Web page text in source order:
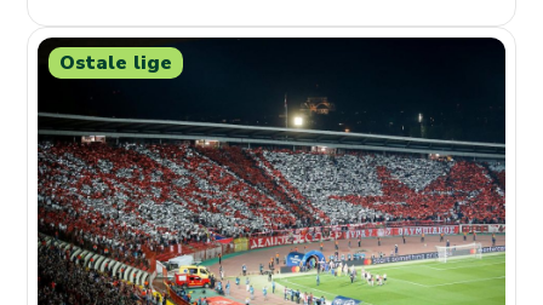
Ostale lige